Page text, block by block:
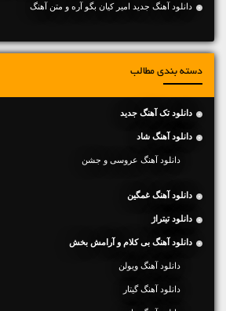
دانلود آهنگ جديد امیر کیان بگو آره و متن آهنگ
دسته بندی مطالب
دانلود تک آهنگ جدید
دانلود آهنگ شاد
دانلود آهنگ عروسی و جشن
دانلود آهنگ غمگین
دانلود تیتراژ
دانلود آهنگ بی کلام و آرامش بخش
دانلود آهنگ ویولن
دانلود آهنگ گیتار